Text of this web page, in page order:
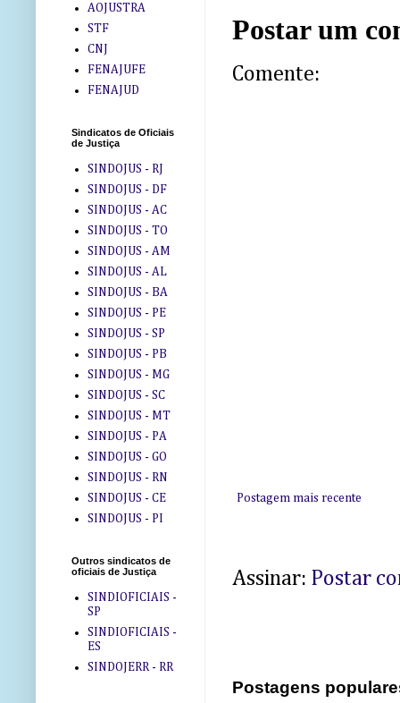
Postar um
Comente:
Postagem mais recente
Assinar: Postar
Postagens
AOJUSTRA
STF
CNJ
FENAJUFE
FENAJUD
Sindicatos de Oficiais
de Justiça
SINDOJUS - RJ
SINDOJUS - DF
SINDOJUS - AC
SINDOJUS - TO
SINDOJUS - AM
SINDOJUS - AL
SINDOJUS - BA
SINDOJUS - PE
SINDOJUS - SP
SINDOJUS - PB
SINDOJUS - MG
SINDOJUS - SC
SINDOJUS - MT
SINDOJUS - PA
SINDOJUS - GO
SINDOJUS - RN
SINDOJUS - CE
SINDOJUS - PI
Outros sindicatos de
oficiais de Justiça
SINDIOFICIAIS -
SP
SINDIOFICIAIS -
ES
SINDOJERR - RR